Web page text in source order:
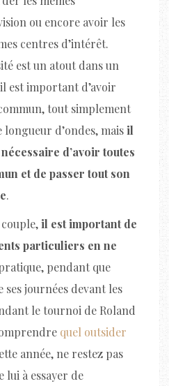
ou encore avoir les
centres d’intérêt.
est un atout dans un
est important d’avoir
tout simplement
d’ondes, maisil
d’avoir toutes
et de passer tout son
.
il est important de
particuliers en ne
pendant que
journées devant les
le tournoi de Roland
quel outsider
année, ne restez pas
lui à essayer de